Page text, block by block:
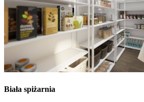
Biała spiżarnia